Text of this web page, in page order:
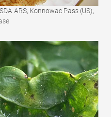
ARS, Konnowac Pass (US);